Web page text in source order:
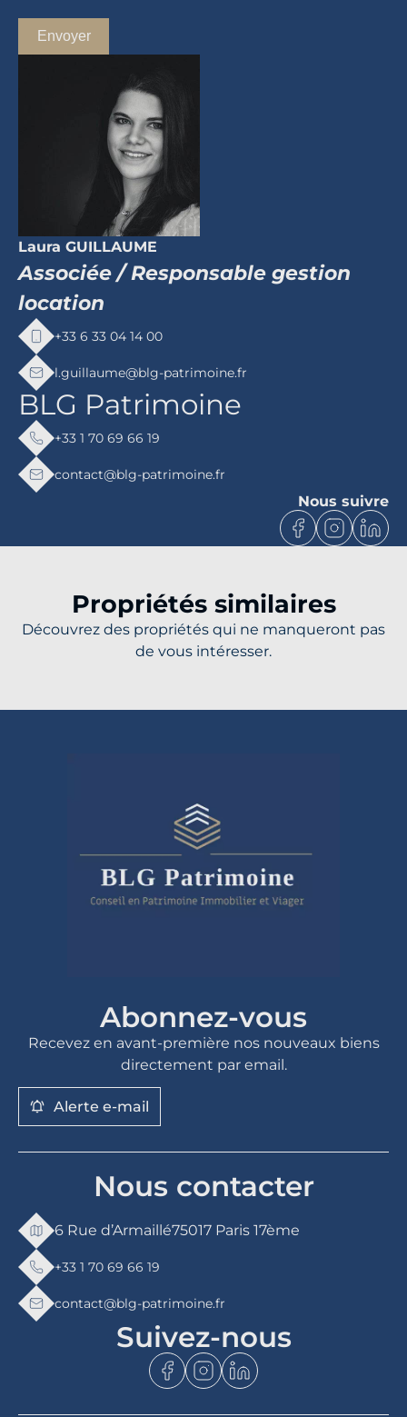
Envoyer
Laura GUILLAUME
Associée / Responsable gestion
location
+33 6 33 04 14 00
l.guillaume@blg-patrimoine.fr
BLG Patrimoine
+33 1 70 69 66 19
contact@blg-patrimoine.fr
Nous suivre
Propriétés similaires
Découvrez des propriétés qui ne manqueront pas
de vous intéresser.
Abonnez-vous
Recevez en avant-première nos nouveaux biens
directement par email.
Alerte e-mail
Nous contacter
6 Rue d’Armaillé75017 Paris 17ème
+33 1 70 69 66 19
contact@blg-patrimoine.fr
Suivez-nous